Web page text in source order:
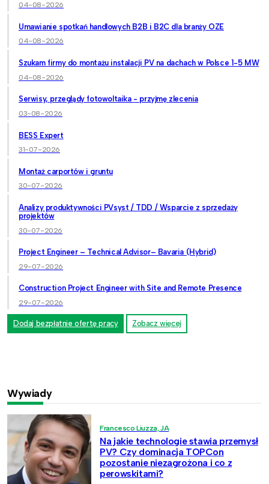
04-08-2026
Umawianie spotkań handlowych B2B i B2C dla branży OZE
04-08-2026
Szukam firmy do montażu instalacji PV na dachach w Polsce 1-5 MW
04-08-2026
Serwisy, przeglądy fotowoltaika - przyjmę zlecenia
03-08-2026
BESS Expert
31-07-2026
Montaż carportów i gruntu
30-07-2026
Analizy produktywności PVsyst / TDD / Wsparcie z sprzedaży
projektów
30-07-2026
Project Engineer – Technical Advisor– Bavaria (Hybrid)
29-07-2026
Construction Project Engineer with Site and Remote Presence
29-07-2026
Dodaj bezpłatnie ofertę pracy Zobacz więcej
Wywiady
Francesco Liuzza, JA
Na jakie technologie stawia przemysł
PV? Czy dominacja TOPCon
pozostanie niezagrożona i co z
perowskitami?